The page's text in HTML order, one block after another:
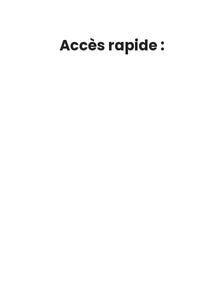
Accès rapide :